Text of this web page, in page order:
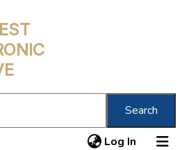
Search
Log In (current)